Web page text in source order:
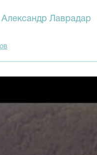
Александр Лаврадар